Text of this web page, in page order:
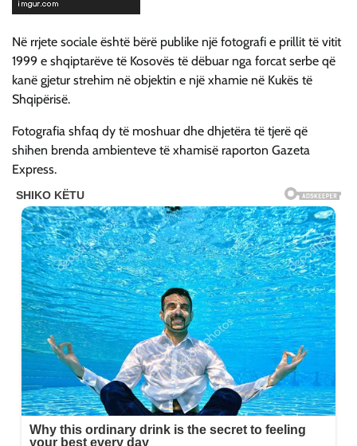
Në rrjete sociale është bërë publike një fotografi e prillit të vitit
1999 e shqiptarëve të Kosovës të dëbuar nga forcat serbe që
kanë gjetur strehim në objektin e një xhamie në Kukës të
Shqipërisë.
Fotografia shfaq dy të moshuar dhe dhjetëra të tjerë që
shihen brenda ambienteve të xhamisë raporton Gazeta
Express.